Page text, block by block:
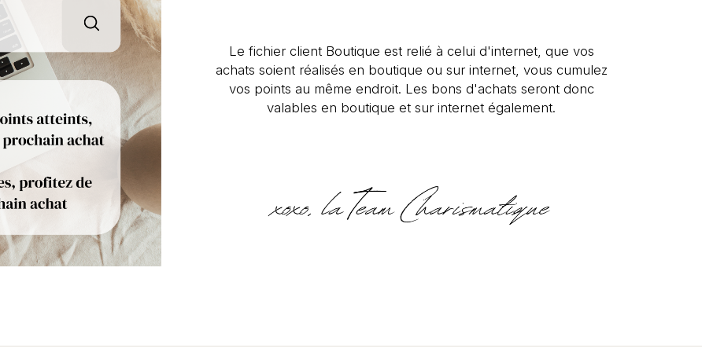
Le fichier client Boutique est relié à celui d'internet, que vos
achats soient réalisés en boutique ou sur internet, vous cumulez
vos points au même endroit. Les bons d'achats seront donc
valables en boutique et sur internet également.